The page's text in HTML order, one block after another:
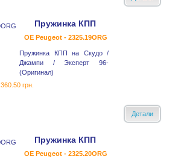
Пружинка КПП
OE Peugeot - 2325.19ORG
Пружинка КПП на Скудо /
Джампи / Эксперт 96-
(Оригинал)
360.50 грн.
Детали
Пружинка КПП
OE Peugeot - 2325.20ORG